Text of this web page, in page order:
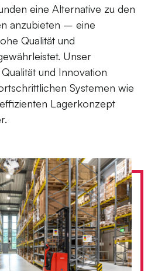
eine Alternative zu den
anzubieten – eine
Qualität und
Unser
und Innovation
Systemen wie
Lagerkonzept